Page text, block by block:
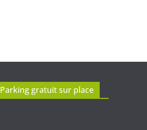
Parking gratuit sur place